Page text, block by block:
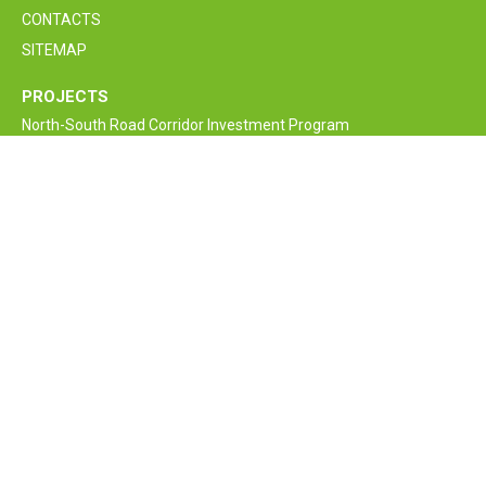
CONTACTS
SITEMAP
PROJECTS
North-South Road Corridor Investment Program